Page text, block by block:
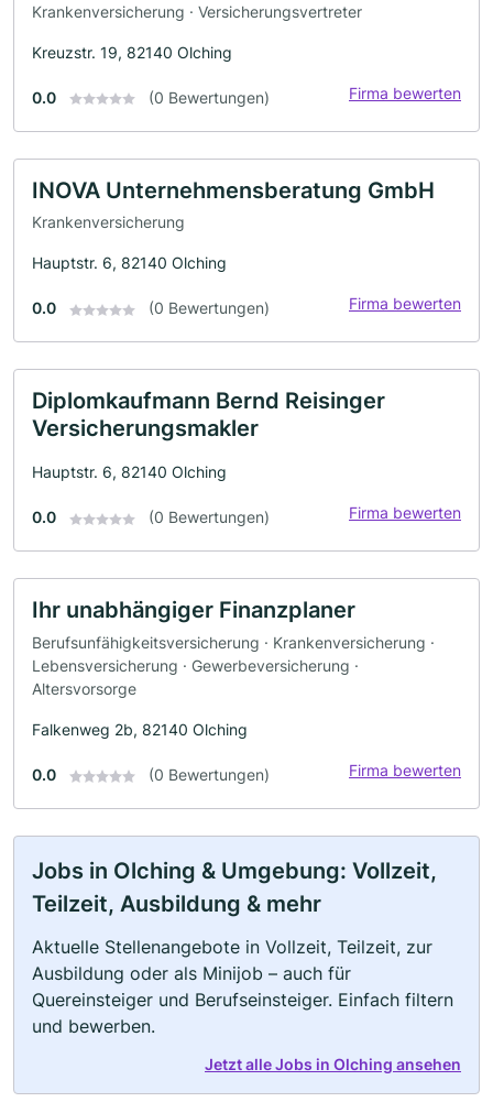
Krankenversicherung · Versicherungsvertreter
Kreuzstr. 19, 82140 Olching
0.0 (0 Bewertungen) Firma bewerten
INOVA Unternehmensberatung GmbH
Krankenversicherung
Hauptstr. 6, 82140 Olching
0.0 (0 Bewertungen) Firma bewerten
Diplomkaufmann Bernd Reisinger
Versicherungsmakler
Hauptstr. 6, 82140 Olching
0.0 (0 Bewertungen) Firma bewerten
Ihr unabhängiger Finanzplaner
Berufsunfähigkeitsversicherung · Krankenversicherung ·
Lebensversicherung · Gewerbeversicherung ·
Altersvorsorge
Falkenweg 2b, 82140 Olching
0.0 (0 Bewertungen) Firma bewerten
Jobs in Olching & Umgebung: Vollzeit,
Teilzeit, Ausbildung & mehr
Aktuelle Stellenangebote in Vollzeit, Teilzeit, zur
Ausbildung oder als Minijob – auch für
Quereinsteiger und Berufseinsteiger. Einfach filtern
und bewerben.
Jetzt alle Jobs in Olching ansehen